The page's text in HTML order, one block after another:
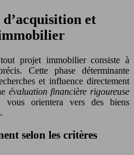
et
projet immobilier consiste à
Cette phase déterminante
et influence directement
évaluation financière rigoureuse
vous orientera vers des biens
selon les critères